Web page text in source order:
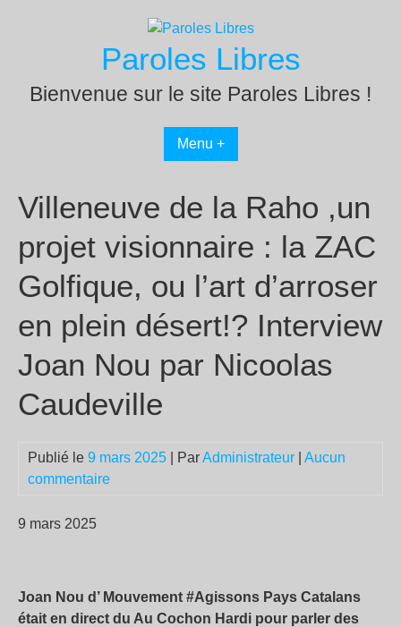
Paroles Libres
Bienvenue sur le site Paroles Libres !
Menu +
Villeneuve de la Raho ,un
projet visionnaire : la ZAC
Golfique, ou l’art d’arroser
en plein désert!? Interview
Joan Nou par Nicoolas
Caudeville
Publié le 9 mars 2025 | ParAdministrateur
Aucun
commentaire
9 mars 2025
Joan Nou d’ Mouvement #Agissons Pays Catalans
était en direct du Au Cochon Hardi pour parler des